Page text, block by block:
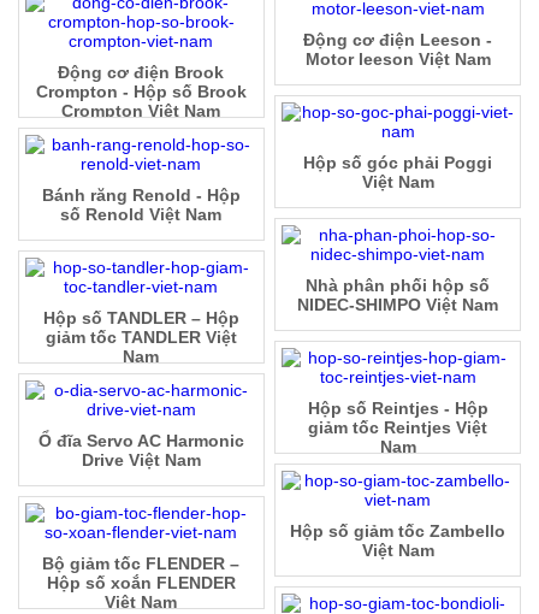
Động cơ điện Leeson -
Motor leeson Việt Nam
Động cơ điện Brook
Crompton - Hộp số Brook
Crompton Việt Nam
Hộp số góc phải Poggi
Việt Nam
Bánh răng Renold - Hộp
số Renold Việt Nam
Nhà phân phối hộp số
NIDEC-SHIMPO Việt Nam
Hộp số TANDLER – Hộp
giảm tốc TANDLER Việt
Nam
Hộp số Reintjes - Hộp
giảm tốc Reintjes Việt
Nam
Ổ đĩa Servo AC Harmonic
Drive Việt Nam
Hộp số giảm tốc Zambello
Việt Nam
Bộ giảm tốc FLENDER –
Hộp số xoắn FLENDER
Việt Nam